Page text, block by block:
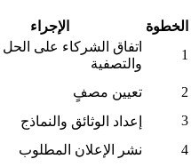
الخطوة الإجراء
1
اتفاق الشركاء على الحل
والتصفية
2
تعيين مصفٍ
3
إعداد الوثائق والنماذج
4
نشر الإعلان المطلوب